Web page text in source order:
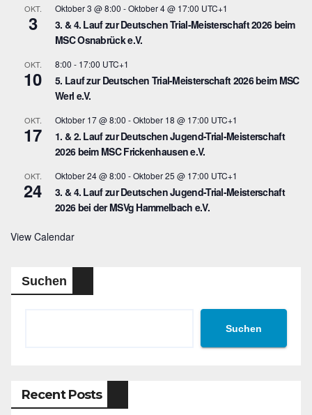
OKT.
3
Oktober 3 @ 8:00 -Oktober 4 @ 17:00 UTC+1
3. & 4. Lauf zur Deutschen Trial-Meisterschaft 2026 beim
MSC Osnabrück e.V.
OKT.
10
8:00 - 17:00 UTC+1
5. Lauf zur Deutschen Trial-Meisterschaft 2026 beim MSC
Werl e.V.
OKT.
17
Oktober 17 @ 8:00 -Oktober 18 @ 17:00 UTC+1
1. & 2. Lauf zur Deutschen Jugend-Trial-Meisterschaft
2026 beim MSC Frickenhausen e.V.
OKT.
24
Oktober 24 @ 8:00 -Oktober 25 @ 17:00 UTC+1
3. & 4. Lauf zur Deutschen Jugend-Trial-Meisterschaft
2026 bei der MSVg Hammelbach e.V.
View Calendar
Suchen
Suchen
Recent Posts